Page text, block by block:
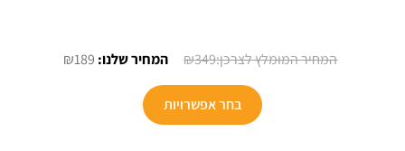
₪349
המחיר
המקורי
היה:
₪349.
₪189
בחר אפשרויות